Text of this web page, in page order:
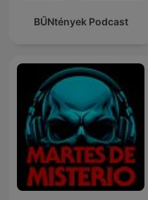
BŰNtények Podcast